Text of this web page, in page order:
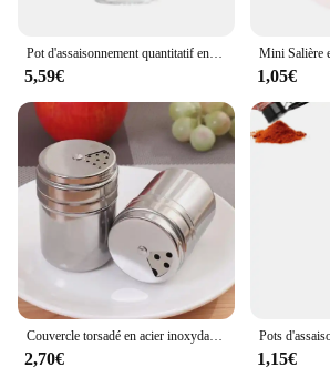
Pot d'assaisonnement quantitatif en verre de 180ml, bouteille de contrôle du sel de Type presse, boîte d'assaisonnement domestique de cuisine, pot de sel scellé
5,59€ 1,05€
Couvercle torsadé en acier inoxydable, 2 pièces, Shaker à épices, sel, sucre, poivre, outils de cuisine polyvalents
2,70€ 1,15€